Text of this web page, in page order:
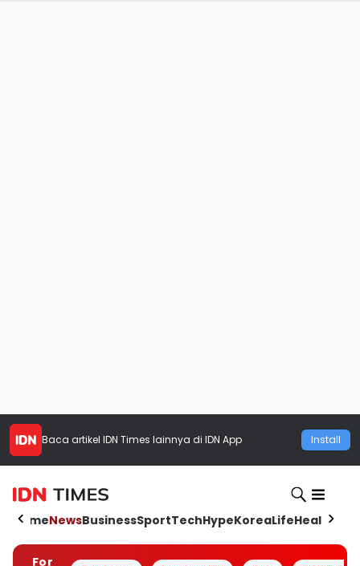
Baca artikel IDN Times lainnya di IDN App Install
HomeNewsBusinessSportTechHypeKoreaLifeHealth
For